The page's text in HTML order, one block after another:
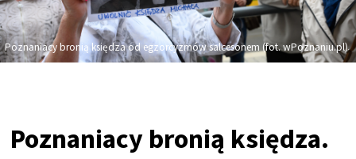
Poznaniacy bronią księdza od egzorcyzmów salcesonem (fot. wPoznaniu.pl)
Poznaniacy bronią księdza.